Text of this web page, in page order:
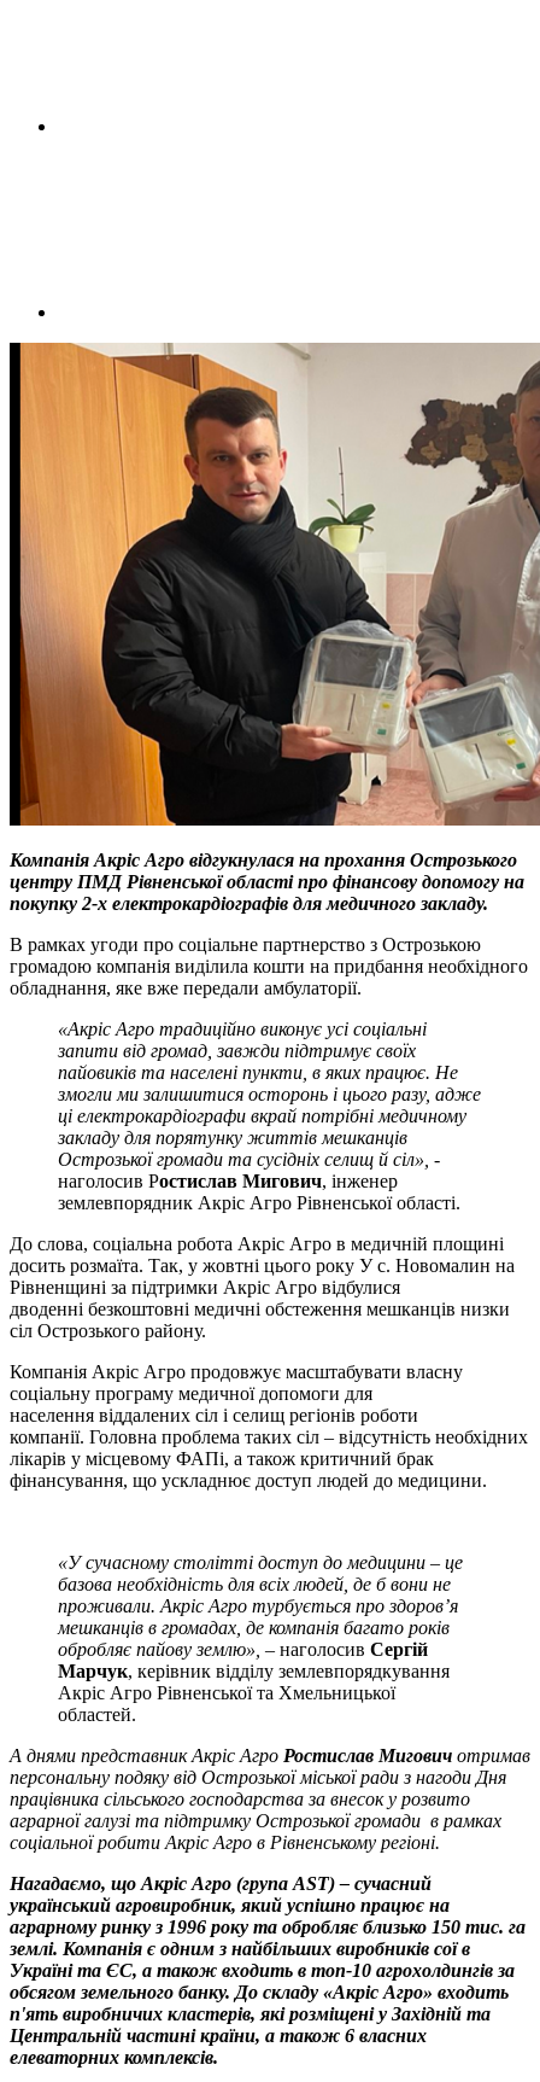
Компанія Акріс Агро відгукнулася на прохання Острозького
центру ПМД Рівненської області про фінансову допомогу на
покупку 2-х електрокардіографів для медичного закладу.
В рамках угоди про соціальне партнерство з Острозькою
громадою компанія виділила кошти на придбання необхідного
обладнання, яке вже передали амбулаторії.
«Акріс Агро традиційно виконує усі соціальні
запити від громад, завжди підтримує своїх
пайовиків та населені пункти, в яких працює. Не
змогли ми залишитися осторонь і цього разу, адже
ці електрокардіографи вкрай потрібні медичному
закладу для порятунку життів мешканців
Острозької громади та сусідніх селищ й сіл», -
наголосив Ростислав Мигович, інженер
землевпорядник Акріс Агро Рівненської області.
До слова, соціальна робота Акріс Агро в медичній площині
досить розмаїта. Так, у жовтні цього року У с. Новомалин на
Рівненщині за підтримки Акріс Агро відбулися
дводенні безкоштовні медичні обстеження мешканців низки
сіл Острозького району.
Компанія Акріс Агро продовжує масштабувати власну
соціальну програму медичної допомоги для
населення віддалених сіл і селищ регіонів роботи
компанії. Головна проблема таких сіл – відсутність необхідних
лікарів у місцевому ФАПі, а також критичний брак
фінансування, що ускладнює доступ людей до медицини.
«У сучасному столітті доступ до медицини – це
базова необхідність для всіх людей, де б вони не
проживали. Акріс Агро турбується про здоров’я
мешканців в громадах, де компанія багато років
обробляє пайову землю», – наголосив Сергій
Марчук, керівник відділу землевпорядкування
Акріс Агро Рівненської та Хмельницької
областей.
А днями представник Акріс Агро Ростислав Мигович отримав
персональну подяку від Острозької міської ради з нагоди Дня
працівника сільського господарства за внесок у розвито
аграрної галузі та підтримку Острозької громади в рамках
соціальної робити Акріс Агро в Рівненському регіоні.
Нагадаємо, що Акріс Агро (група AST) – сучасний
український агровиробник, який успішно працює на
аграрному ринку з 1996 року та обробляє близько 150 тис. га
землі. Компанія є одним з найбільших виробників сої в
Україні та ЄС, а також входить в топ-10 агрохолдингів за
обсягом земельного банку. До складу «Акріс Агро» входить
п'ять виробничих кластерів, які розміщені у Західній та
Центральній частині країни, а також 6 власних
елеваторних комплексів.